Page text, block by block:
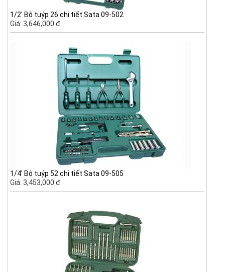
1/2' Bộ tuýp 26 chi tiết Sata 09-502
Giá: 3,646,000 đ
1/4' Bộ tuýp 52 chi tiết Sata 09-505
Giá: 3,453,000 đ